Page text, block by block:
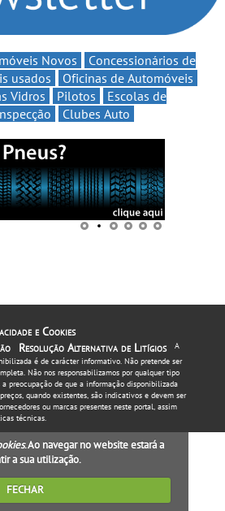
Novos
Concessionários de
usados
Oficinas de Automóveis
Vidros Pilotos
Escolas de
Clubes Auto
e Cookies
Resolução Alternativa de Litígios
A
é de carácter informativo. Não pretende ser
Não nos responsabilizamos por qualquer tipo
preocupação de que a informação disponibilizada
quando existentes, são indicativos e devem ser
ou marcas presentes neste portal, assim
técnicas.
. Ao navegar no website estará a
a sua utilização.
FECHAR